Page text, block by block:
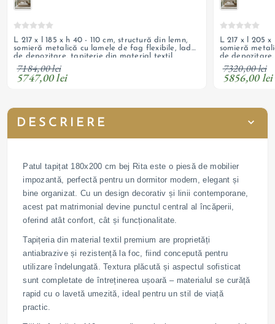
L 217 x l 185 x h 40 - 110 cm, structură din lemn,
somieră metalică cu lamele de fag flexibile, ladă
de depozitare, tapițerie din material textil
7184,00 lei
5747,00 lei
L 217 x l 205
somieră
de
7320,00 lei
5856,00 lei
DESCRIERE
Patul tapițat 180x200 cm bej Rita este o piesă de mobilier
impozantă, perfectă pentru un dormitor modern, elegant și
bine organizat. Cu un design decorativ și linii contemporane,
acest pat matrimonial devine punctul central al încăperii,
oferind atât confort, cât și funcționalitate.
Tapițeria din material textil premium are proprietăți
antiabrazive și rezistență la foc, fiind concepută pentru
utilizare îndelungată. Textura plăcută și aspectul sofisticat
sunt completate de întreținerea ușoară – materialul se curăță
rapid cu o lavetă umezită, ideal pentru un stil de viață
practic.